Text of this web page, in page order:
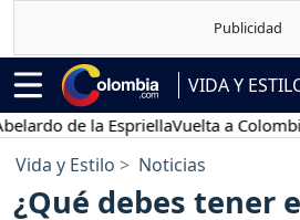
VIDA Y
de la EspriellaVuelta a Colombia
Vida y Estilo Noticias
¿Qué debes tener